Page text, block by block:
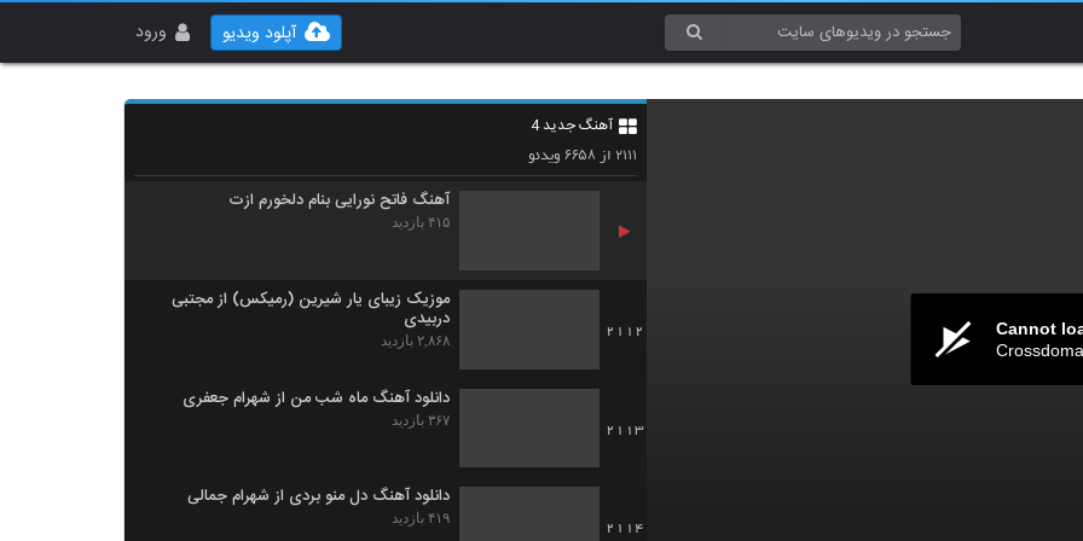
ورود آپلود ویدیو
Cannot
آهنگ جدید 4
۲۱۱۱ از ۶۶۵۸ویدئو
2110
موزیک زیبای حالا حالاها (رمیکس) از مرتضی
آهنگ فاتح نورایی بنام دلخورم ازت
۴۱۵ بازدید
2112
موزیک زیبای یار شیرین (رمیکس) از مجتبی
دربیدی
۲,۸۶۸ بازدید
2113
دانلود آهنگ ماه شب من از شهرام جعفری
۳۶۷ بازدید
2114
دانلود آهنگ دل منو بردی از شهرام جمالی
۴۱۹ بازدید